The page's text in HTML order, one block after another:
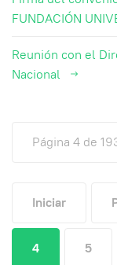
FUNDACIÓN
Reunión con el
Nacional
Página 4 de
Iniciar
4 5